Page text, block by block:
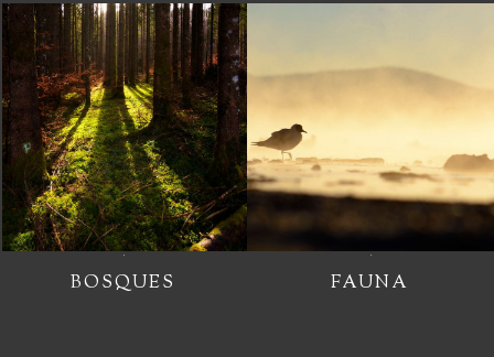
BOSQUES FAUNA